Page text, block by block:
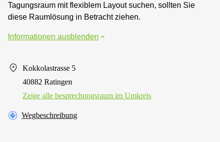
Tagungsraum mit flexiblem Layout suchen, sollten Sie
diese Raumlösung in Betracht ziehen.
Informationen ausblenden
Kokkolastrasse 5
40882 Ratingen
Zeige alle besprechungsraum im Umkreis
Wegbeschreibung